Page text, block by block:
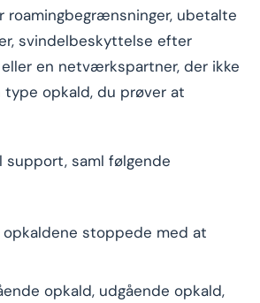
roamingbegrænsninger, ubetalte
svindelbeskyttelse efter
en netværkspartner, der ikke
opkald, du prøver at
support, saml følgende
opkaldene stoppede med at
opkald, udgående opkald,